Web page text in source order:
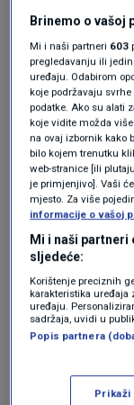
na sastanku
Republike
mandatar za
Prije nego
povjerio
predsjednik
Predsjedniku
zastupnika u
uživa
Prema Odluci
sastavljanje
prihvaćanja
Brinemo o vašoj
Mi i naši partneri 603
pregledavanju ili
uređaju. Odabirom
koje podržavaju
podatke. Ako su alati
koje vidite možda
na ovaj izbornik kako
bilo kojem trenutku
web-stranice [ili
je primjenjivo]. Vaši
mjesto. Za više
informacije o vašoj
Mi i naši
sljedeće:
Korištenje preciznih
karakteristika uređaja
uređaju.
sadržaja, uvidi u
Popis partnera